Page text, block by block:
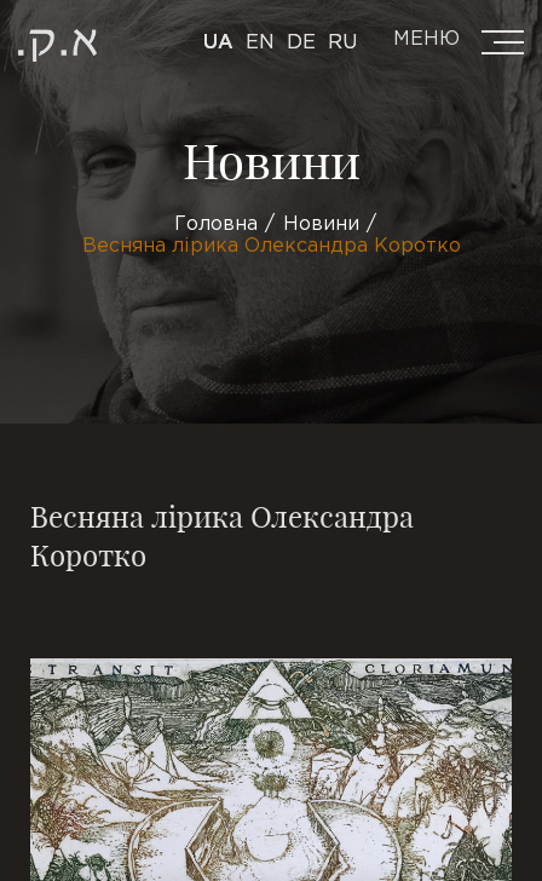
UA EN DE RU МЕНЮ
Новини
Головна
Новини
Весняна лірика Олександра Коротко
Весняна лірика Олександра
Коротко